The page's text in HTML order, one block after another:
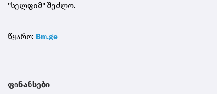
"სელფიმ" შეძლო.
წყარო: Bm.ge
ფინანსები